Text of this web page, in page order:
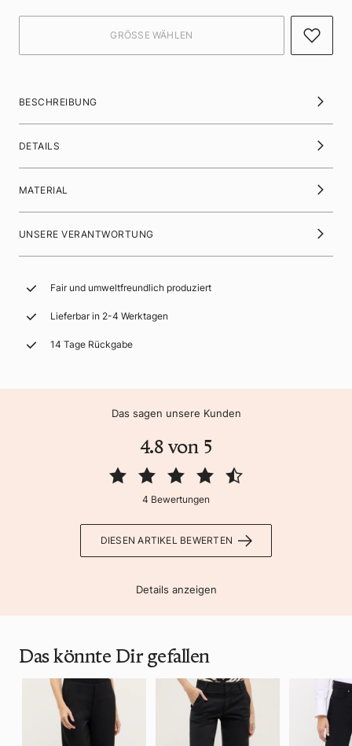
BESCHREIBUNG
DETAILS
MATERIAL
UNSERE VERANTWORTUNG
Fair und umweltfreundlich produziert
Lieferbar in 2-4 Werktagen
14 Tage Rückgabe
Das sagen unsere Kunden
4.8 von 5
4 Bewertungen
DIESEN ARTIKEL BEWERTEN
Details anzeigen
Das könnte Dir gefallen